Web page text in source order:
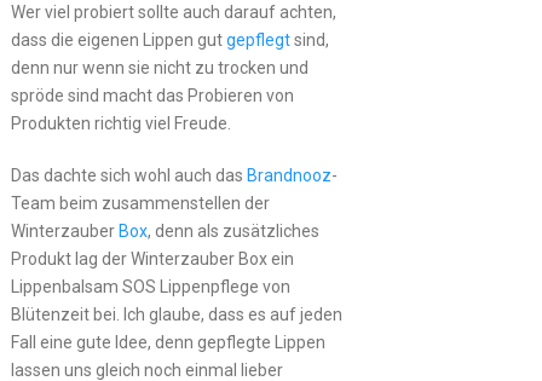
Wer viel probiert sollte auch darauf achten,
dass die eigenen Lippen gutgepflegtsind,
denn nur wenn sie nicht zu trocken und
spröde sind macht das Probieren von
Produkten richtig viel Freude.
Das dachte sich wohl auch das Brandnooz-
Team beim zusammenstellen der
WinterzauberBox, denn als zusätzliches
Produkt lag der Winterzauber Box ein
Lippenbalsam SOS Lippenpflege von
Blütenzeit bei. Ich glaube, dass es auf jeden
Fall eine gute Idee, denn gepflegte Lippen
lassen uns gleich noch einmal lieber